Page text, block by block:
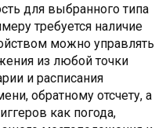
для выбранного типа
требуется наличие
можно управлять
из любой точки
и расписания
обратному отсчету, а
как погода,